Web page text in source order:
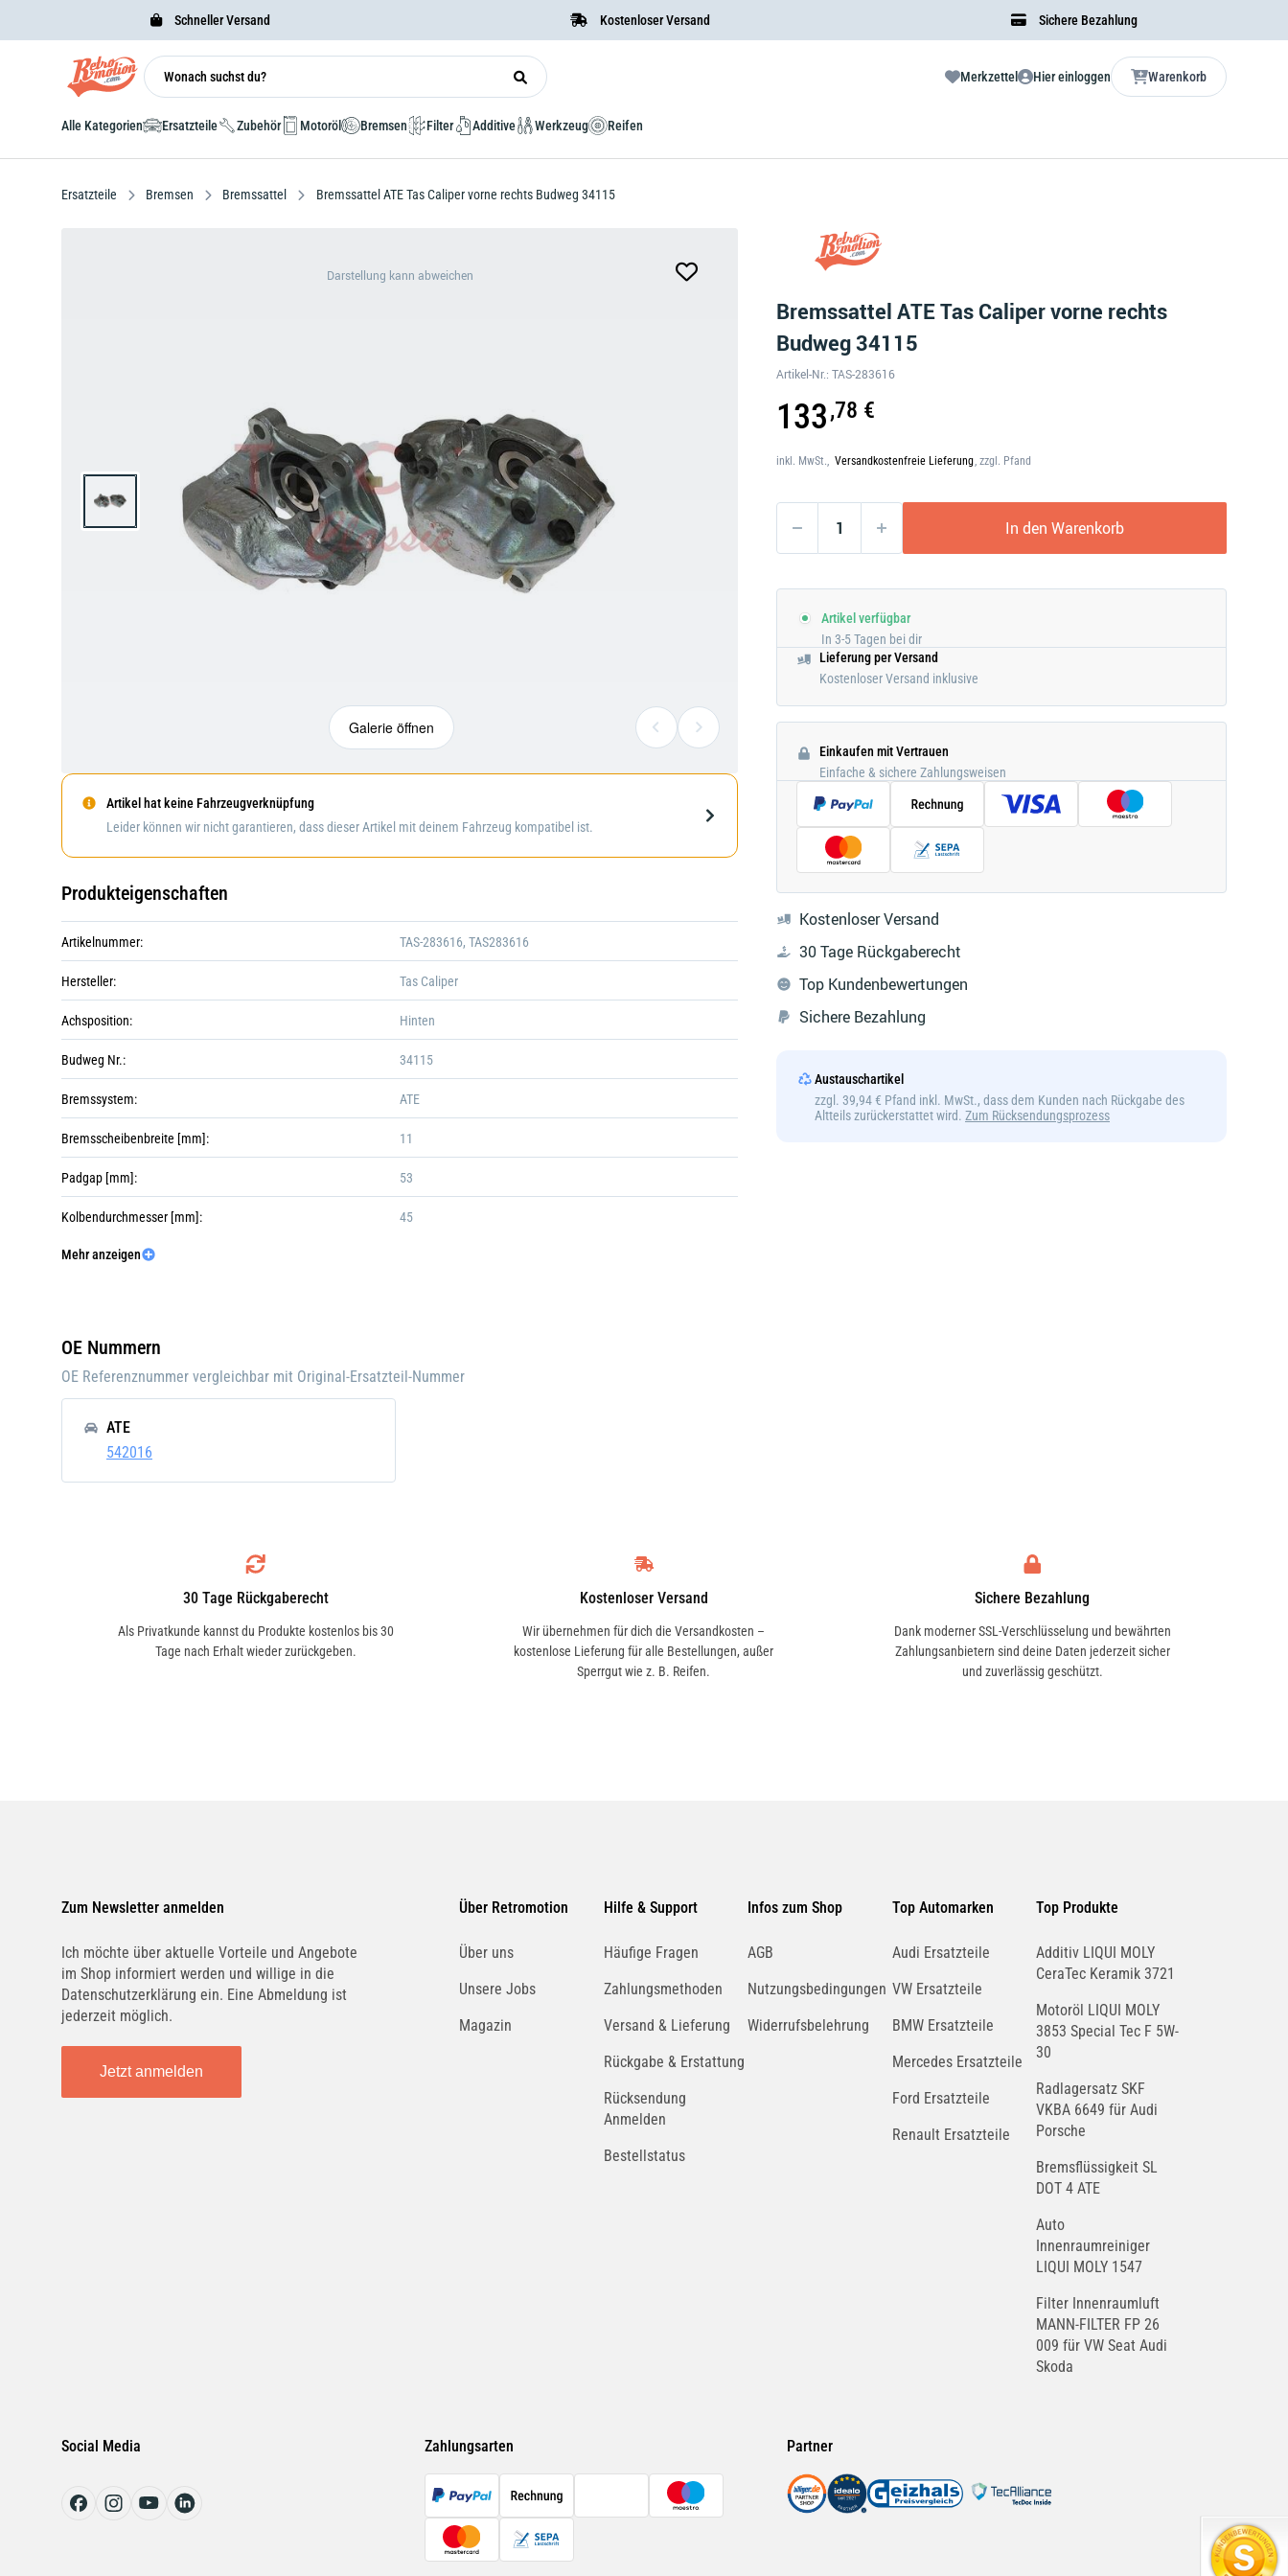
Schneller Versand Kostenloser Versand Sichere Bezahlung
Merkzettel Hier einloggen Warenkorb
Alle Kategorien Ersatzteile Zubehör Motoröl Bremsen Filter Additive Werkzeug Reifen
Ersatzteile Bremsen Bremssattel Bremssattel ATE Tas Caliper vorne rechts Budweg 34115
Bremssattel ATE Tas Caliper vorne rechts
Budweg 34115
Artikel-Nr.: TAS-283616
abweichen
Galerie
öffnen
133,78 €
inkl. MwSt., Versandkostenfreie Lieferung, zzgl. Pfand
In den Warenkorb
Artikel verfügbar
In 3-5 Tagen bei dir
Lieferung per Versand
Kostenloser Versand inklusive
Einkaufen mit Vertrauen
Einfache & sichere Zahlungsweisen
Kostenloser Versand
30 Tage Rückgaberecht
Top Kundenbewertungen
Sichere Bezahlung
Austauschartikel
zzgl. 39,94 € Pfand inkl. MwSt., dass dem Kunden nach Rückgabe des
Altteils zurückerstattet wird. Zum Rücksendungsprozess
Darstellung kann abweichen
Galerie öffnen
Artikel hat keine Fahrzeugverknüpfung
Leider können wir nicht garantieren, dass dieser Artikel mit deinem Fahrzeug kompatibel ist.
Produkteigenschaften
Artikelnummer: TAS-283616, TAS283616
Hersteller: Tas Caliper
Achsposition: Hinten
Budweg Nr.: 34115
Bremssystem: ATE
Bremsscheibenbreite [mm]: 11
Padgap [mm]: 53
Kolbendurchmesser [mm]: 45
Kolbenanzahl:
Pfand:
Mehr anzeigen
OE Nummern
OE Referenznummer vergleichbar mit Original-Ersatzteil-Nummer
ATE
542016
30 Tage Rückgaberecht
Als Privatkunde kannst du Produkte kostenlos bis 30
Tage nach Erhalt wieder zurückgeben.
Kostenloser Versand
Wir übernehmen für dich die Versandkosten –
kostenlose Lieferung für alle Bestellungen, außer
Sperrgut wie z. B. Reifen.
Sichere Bezahlung
Dank moderner SSL-Verschlüsselung und bewährten
Zahlungsanbietern sind deine Daten jederzeit sicher
und zuverlässig geschützt.
Zum Newsletter anmelden
Ich möchte über aktuelle Vorteile und Angebote
im Shop informiert werden und willige in die
Datenschutzerklärung ein. Eine Abmeldung ist
jederzeit möglich.
Jetzt anmelden
Über Retromotion
Über uns
Unsere Jobs
Magazin
Hilfe & Support
Häufige Fragen
Zahlungsmethoden
Versand & Lieferung
Rückgabe & Erstattung
Rücksendung
Anmelden
Bestellstatus
Infos zum Shop
AGB
Nutzungsbedingungen
Widerrufsbelehrung
Top Automarken
Audi Ersatzteile
VW Ersatzteile
BMW Ersatzteile
Mercedes Ersatzteile
Ford Ersatzteile
Renault Ersatzteile
Top Produkte
Additiv LIQUI MOLY
CeraTec Keramik 3721
Motoröl LIQUI MOLY
3853 Special Tec F 5W-
30
Radlagersatz SKF
VKBA 6649 für Audi
Porsche
Bremsflüssigkeit SL
DOT 4 ATE
Auto
Innenraumreiniger
LIQUI MOLY 1547
Filter Innenraumluft
MANN-FILTER FP 26
009 für VW Seat Audi
Skoda
Social Media Zahlungsarten Partner